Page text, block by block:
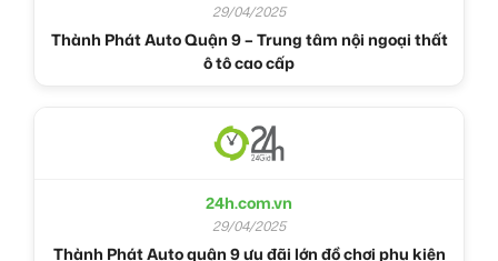
29/04/2025
Thành Phát Auto Quận 9 – Trung tâm nội ngoại thất
ô tô cao cấp
24h.com.vn
29/04/2025
Thành Phát Auto quận 9 ưu đãi lớn đồ chơi phụ kiện